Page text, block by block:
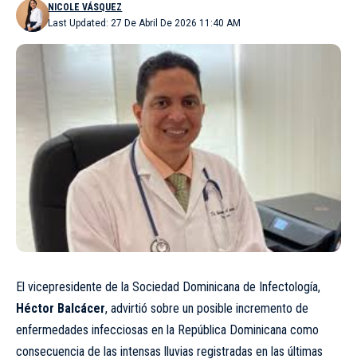
Last Updated: 27 De Abril De 2026 11:40 AM
NICOLE VÁSQUEZ
El vicepresidente de la Sociedad Dominicana de Infectología,
Héctor Balcácer, advirtió sobre un posible incremento de
enfermedades infecciosas en la República Dominicana como
consecuencia de las intensas lluvias registradas en las últimas